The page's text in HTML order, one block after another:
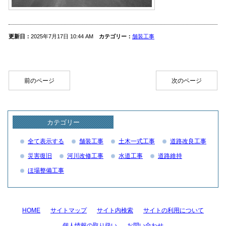
更新日： 2025年7月17日 10:44 AM カテゴリー： 舗装工事
前のページ 次のページ
カテゴリー
全て表示する 舗装工事 土木一式工事 道路改良工事
災害復旧 河川改修工事 水道工事 道路維持
ほ場整備工事
HOME サイトマップ サイト内検索 サイトの利用について